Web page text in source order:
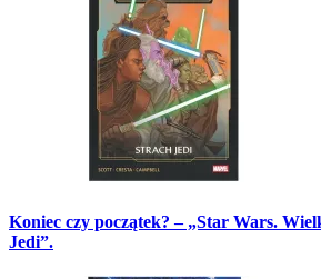
Koniec czy początek? – „Star Wars.
Jedi”.